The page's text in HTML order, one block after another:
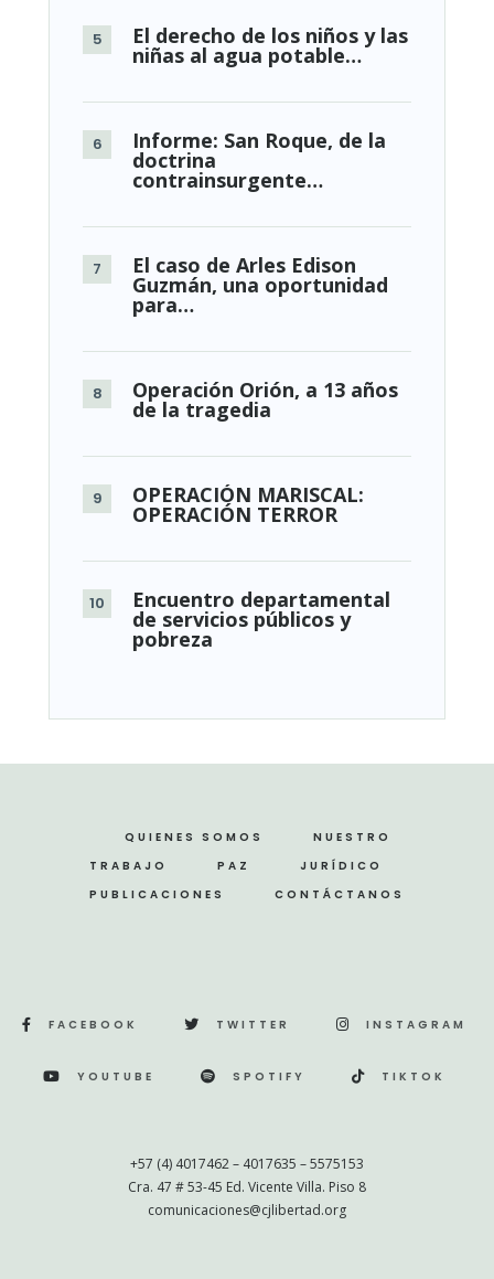
El derecho de los niños y las
niñas al agua potable…
Informe: San Roque, de la
doctrina
contrainsurgente…
El caso de Arles Edison
Guzmán, una oportunidad
para…
Operación Orión, a 13 años
de la tragedia
OPERACIÓN MARISCAL:
OPERACIÓN TERROR
Encuentro departamental
de servicios públicos y
pobreza
QUIENES SOMOS
NUESTRO
TRABAJO
PAZ
JURÍDICO
PUBLICACIONES
CONTÁCTANOS
FACEBOOK TWITTER INSTAGRAM
YOUTUBE SPOTIFY TIKTOK
+57 (4) 4017462 – 4017635 – 5575153
Cra. 47 # 53-45 Ed. Vicente Villa. Piso 8
comunicaciones@cjlibertad.org